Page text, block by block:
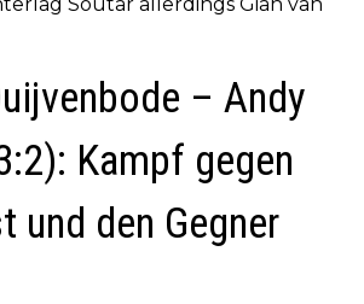
– Andy
Kampf gegen
und den Gegner